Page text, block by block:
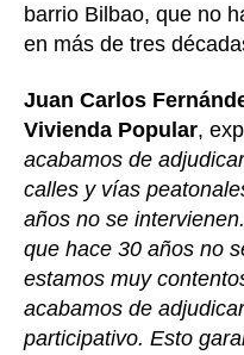
barrio Bilbao, que no
en más de tres
Juan Carlos
Vivienda Popular,
acabamos de
calles y vías
años no se
que hace 30 años no
estamos muy
acabamos de
participativo. Esto